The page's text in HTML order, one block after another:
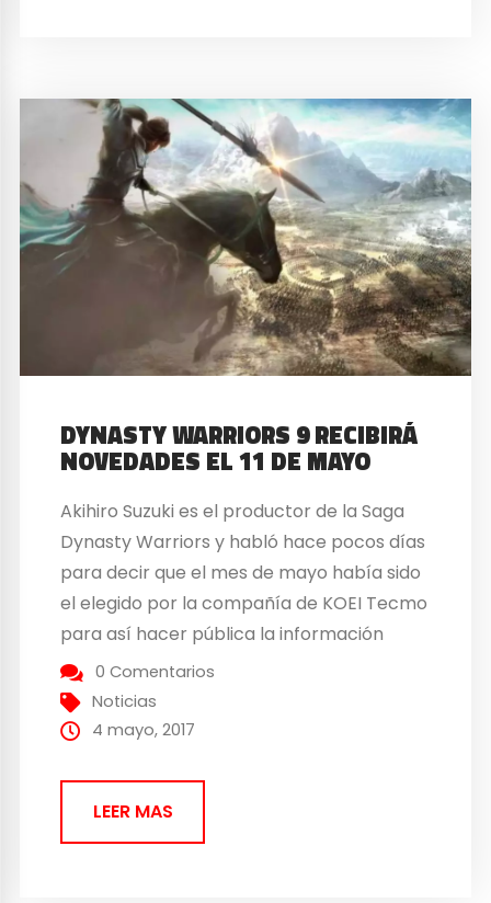
DYNASTY WARRIORS 9 RECIBIRÁ
NOVEDADES EL 11 DE MAYO
Akihiro Suzuki es el productor de la Saga
Dynasty Warriors y habló hace pocos días
para decir que el mes de mayo había sido
el elegido por la compañía de KOEI Tecmo
para así hacer pública la información
sobre Dynasty Warriors 9. El día
concretado finalmente es el 11 de mayo
para que los jugadores...
0 Comentarios
Noticias
4 mayo, 2017
LEER MAS